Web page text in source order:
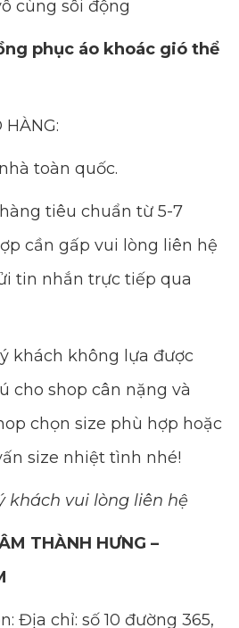
cùng sôi động
phục áo khoác gió thể
HÀNG:
toàn quốc.
tiêu chuẩn từ 5-7
cần gấp vui lòng liên hệ
tin nhắn trực tiếp qua
khách không lựa được
cho shop cân nặng và
chọn size phù hợp hoặc
size nhiệt tình nhé!
khách vui lòng liên hệ
THÀNH HƯNG –
Địa chỉ: số 10 đường 365,